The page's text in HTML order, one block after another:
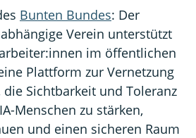
Bunten Bundes: Der
Verein unterstützt
im öffentlichen
Plattform zur Vernetzung
die Sichtbarkeit und Toleranz
Menschen zu stärken,
und einen sicheren Raum